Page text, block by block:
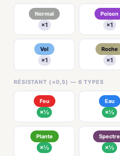
Normal
×1
Poison
×1
Vol
×1
Roche
×1
RÉSISTANT (×0,5) — 6 TYPES
Feu
×½
Eau
×½
Plante
×½
Spectre
×½